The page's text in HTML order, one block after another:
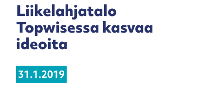
Liikelahjatalo
Topwisessa kasvaa
ideoita
31.1.2019